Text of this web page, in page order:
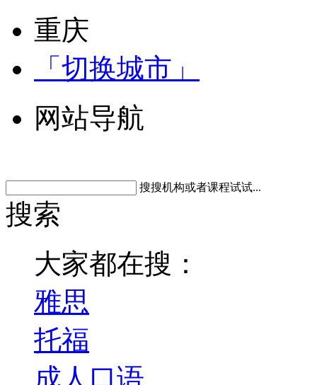
重庆
「切换城市」
网站导航
搜搜机构或者课程试试...
搜索
大家都在搜：
雅思
托福
成人口语